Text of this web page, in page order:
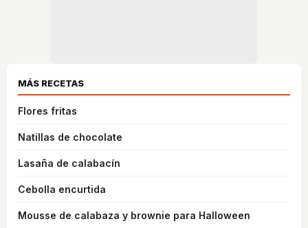
MÁS RECETAS
Flores fritas
Natillas de chocolate
Lasaña de calabacín
Cebolla encurtida
Mousse de calabaza y brownie para Halloween